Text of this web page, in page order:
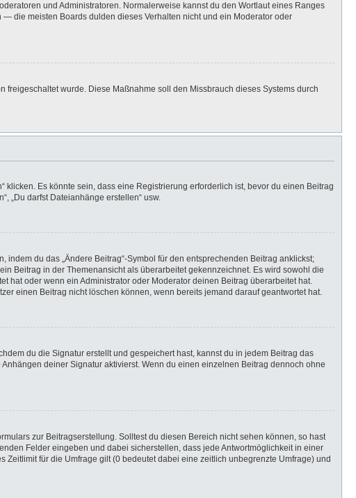
und Administratoren. Normalerweise kannst du den Wortlaut eines Ranges
die meisten Boards dulden dieses Verhalten nicht und ein Moderator oder
wurde. Diese Maßnahme soll den Missbrauch dieses Systems durch
klicken. Es könnte sein, dass eine Registrierung erforderlich ist, bevor du einen Beitrag
„Du darfst Dateianhänge erstellen“ usw.
du das „Ändere Beitrag“-Symbol für den entsprechenden Beitrag anklickst;
Beitrag in der Themenansicht als überarbeitet gekennzeichnet. Es wird sowohl die
hat oder wenn ein Administrator oder Moderator deinen Beitrag überarbeitet hat.
einen Beitrag nicht löschen können, wenn bereits jemand darauf geantwortet hat.
du die Signatur erstellt und gespeichert hast, kannst du in jedem Beitrag das
deiner Signatur aktivierst. Wenn du einen einzelnen Beitrag dennoch ohne
zur Beitragserstellung. Solltest du diesen Bereich nicht sehen können, so hast
Felder eingeben und dabei sicherstellen, dass jede Antwortmöglichkeit in einer
für die Umfrage gilt (0 bedeutet dabei eine zeitlich unbegrenzte Umfrage) und